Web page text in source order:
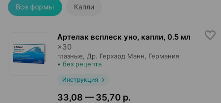
Все формы Капли
Артелак всплеск уно, капли, 0.5 мл
×30
глазные, Др. Герхард Манн , Германия
• без рецепта
Инструкция
33,08 — 35,70 р.